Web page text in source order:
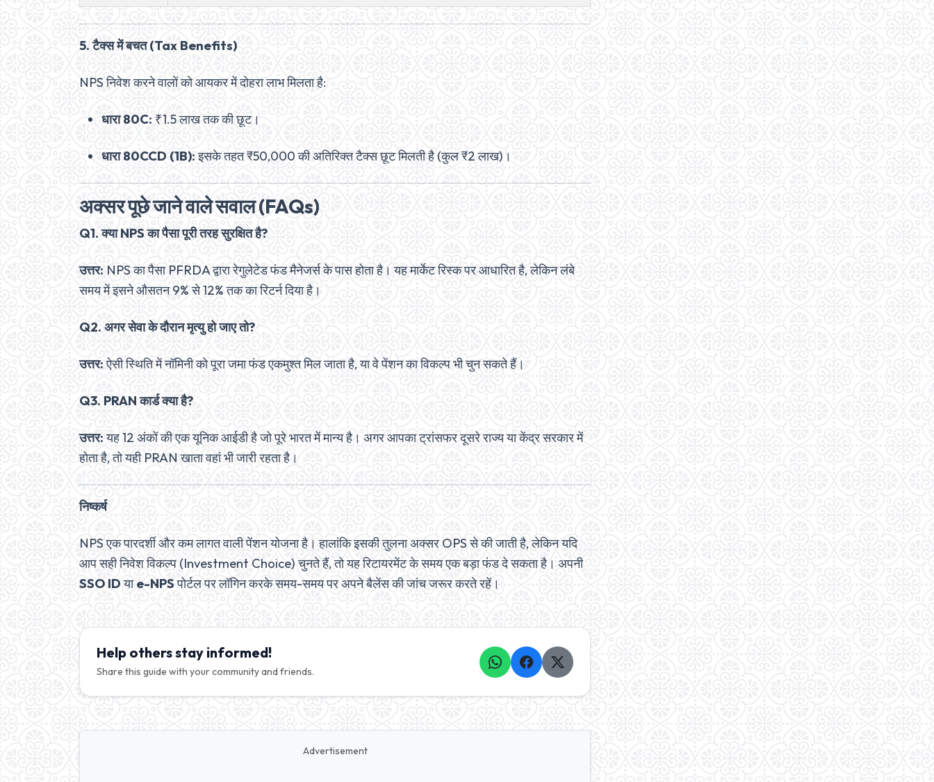
5. टैक्स में बचत (Tax Benefits)
NPS निवेश करने वालों को आयकर में दोहरा लाभ मिलता है:
धारा 80C: ₹1.5 लाख तक की छूट।
धारा 80CCD (1B):इसके तहत ₹50,000 की अतिरिक्त टैक्स छूट मिलती है (कुल ₹2 लाख)।
अक्सर पूछे जाने वाले सवाल (FAQs)
Q1. क्या NPS का पैसा पूरी तरह सुरक्षित है?
उत्तर: NPS का पैसा PFRDA द्वारा रेगुलेटेड फंड मैनेजर्स के पास होता है। यह मार्केट रिस्क पर आधारित है, लेकिन लंबे
समय में इसने औसतन 9% से 12% तक का रिटर्न दिया है।
Q2. अगर सेवा के दौरान मृत्यु हो जाए तो?
उत्तर:ऐसी स्थिति में नॉमिनी को पूरा जमा फंड एकमुश्त मिल जाता है, या वे पेंशन का विकल्प भी चुन सकते हैं।
Q3. PRAN कार्ड क्या है?
उत्तर:यह 12 अंकों की एक यूनिक आईडी है जो पूरे भारत में मान्य है। अगर आपका ट्रांसफर दूसरे राज्य या केंद्र सरकार में
होता है, तो यही PRAN खाता वहां भी जारी रहता है।
निष्कर्ष
NPS एक पारदर्शी और कम लागत वाली पेंशन योजना है। हालांकि इसकी तुलना अक्सर OPS से की जाती है, लेकिन यदि
आप सही निवेश विकल्प (Investment Choice) चुनते हैं, तो यह रिटायरमेंट के समय एक बड़ा फंड दे सकता है। अपनी
SSO IDयाe-NPSपोर्टल पर लॉगिन करके समय-समय पर अपने बैलेंस की जांच जरूर करते रहें।
Help others stay informed!
Share this guide with your community and friends.
Advertisement